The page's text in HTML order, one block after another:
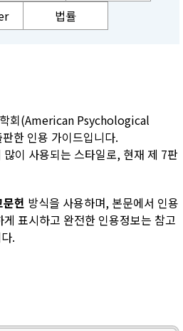
법률
학회(American Psychological
한 인용 가이드입니다.
이 사용되는 스타일로, 현재 제 7판
헌 방식을 사용하며, 본문에서 인용
표시하고 완전한 인용정보는 참고
.